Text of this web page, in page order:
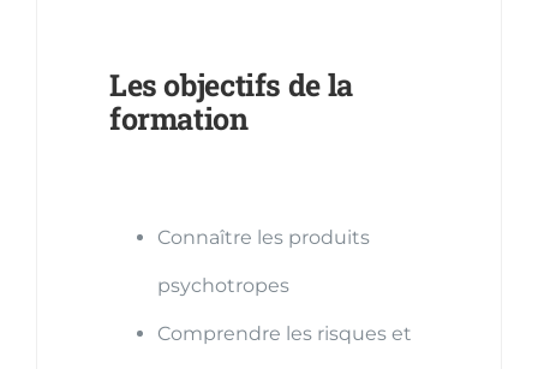
Les objectifs de la
formation
Connaître les produits
psychotropes
Comprendre les risques et